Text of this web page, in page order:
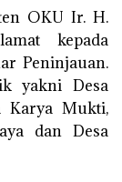
OKU Ir. H.
kepada
Peninjauan.
yakni Desa
Karya Mukti,
dan Desa